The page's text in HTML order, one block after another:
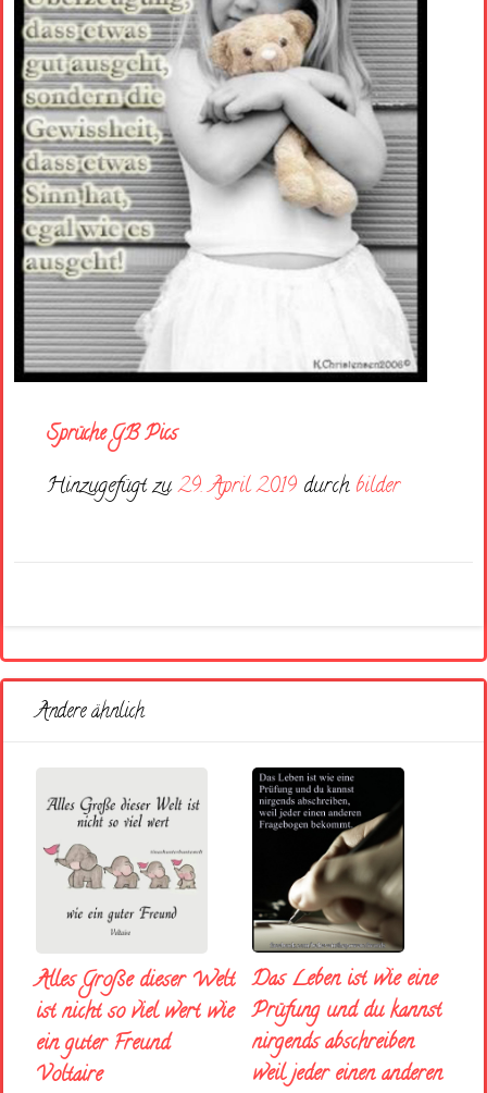
Sprüche GB Pics
Hinzugefügt zu29. April 2019 durch bilder
Andere ähnlich
Alles Große dieser Welt
ist nicht so viel wert wie
ein guter Freund
Voltaire
Das Leben ist wie eine
Prüfung und du kannst
nirgends abschreiben
weil jeder einen anderen